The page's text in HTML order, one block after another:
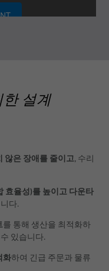
한 설계
않은 장애를 줄이고, 수리
효율성)를 높이고 다운타
다.
를 통해 생산을 최적화하
있습니다.
화하여 긴급 주문과 물류